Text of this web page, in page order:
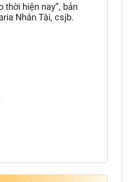
thời hiện nay”, bản
Nhân Tài, csjb.